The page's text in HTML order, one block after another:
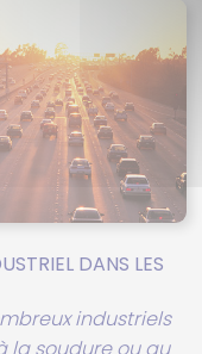
DANS LES
industriels
la soudure ou au